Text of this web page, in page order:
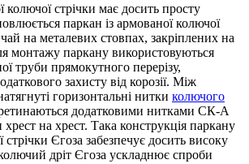
колючої стрічки має досить просту
паркан із армованої колючої
на металевих стовпах, закріплених на
монтажу паркану використовуються
труби прямокутного перерізу,
захисту від корозії. Між
горизонтальні нитки колючого
додатковими нитками СК-А
на хрест. Така конструкція паркану
стрічки Єгоза забезпечує досить високу
дріт Єгоза ускладнює спроби